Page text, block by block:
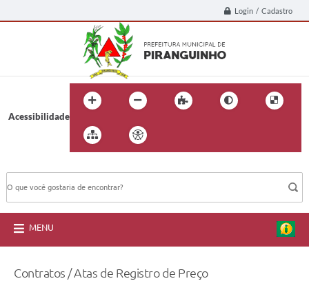
Login / Cadastro
Acessibilidade
MENU
Contratos / Atas de Registro de Preço